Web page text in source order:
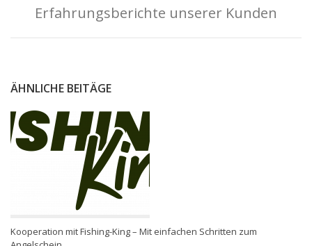
Erfahrungsberichte unserer Kunden
ÄHNLICHE BEITÄGE
Kooperation mit Fishing-King – Mit einfachen Schritten zum